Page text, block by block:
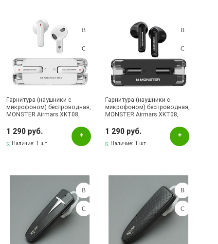
Бренд
STARK
Наличие в магазинах
Pаспределительный центр
Альметьевск, ул.Ленина, 132, ТЦ ЛЕНТА
Бавлы, ул.Пионерская, 11
Бугульма, ул.Ленина, 2Б, ТД ТЕХНОПОЛИС
Бугульма, ул.М.Джалиля, 7, ЦУМ
Бугульма, ул.Советская, 82
Бугульма, ул.Тукая, 70
Лениногорск, ул.Вахитова, 5, (АВТОВОКЗАЛ)
Гарнитура (наушники с
микрофоном) беспроводная,
MONSTER Airmars XKT08,
-50%)
1 290 руб.
Наличие: 1 шт.
Гарнитура (наушники с
микрофоном) беспроводная,
MONSTER Airmars XKT08,
-50%)
1 290 руб.
Наличие: 1 шт.